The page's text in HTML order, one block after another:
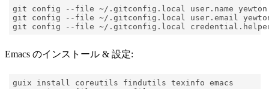
git config --file ~/.gitconfig.local
Emacs のインストール & 設定: